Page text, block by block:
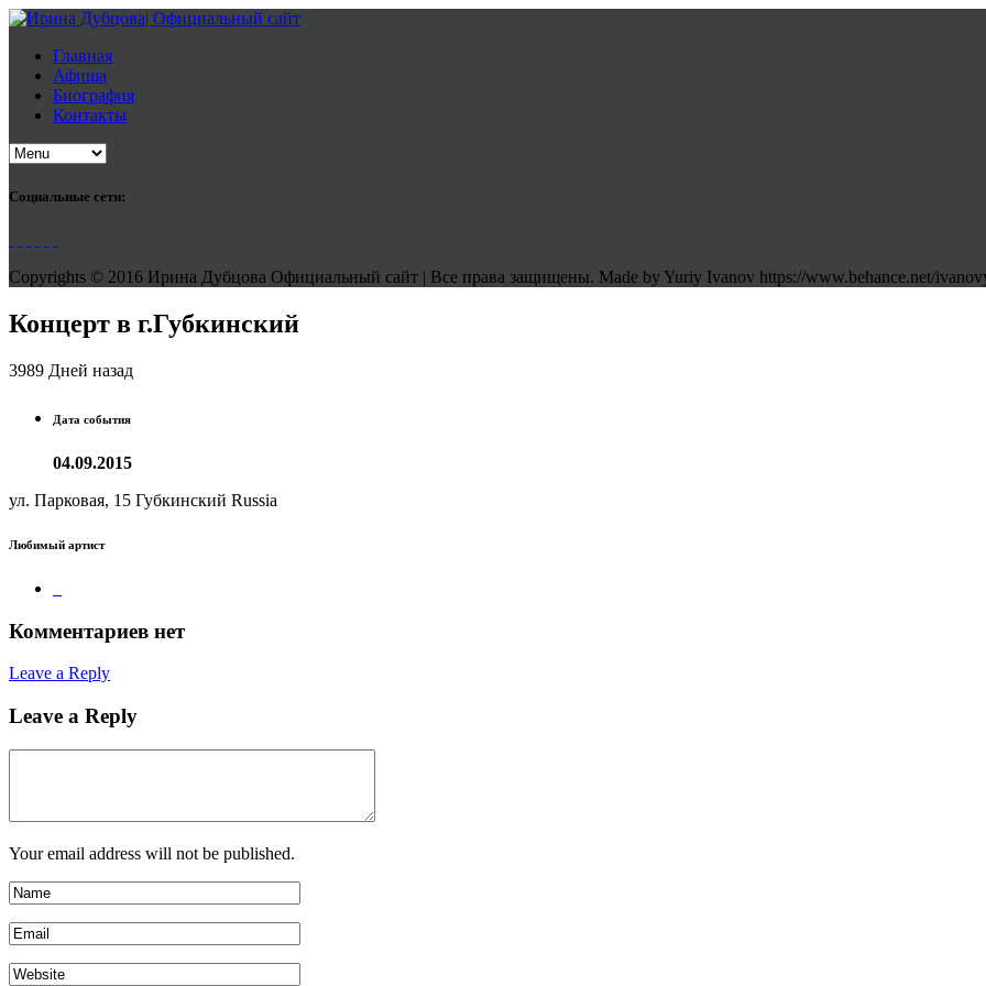
Главная
Афиша
Биография
Контакты
Социальные сети:
Copyrights © 2016 Ирина Дубцова Официальный сайт | Все права защищены. Made by Yuriy Ivanov https://www.behance.net/
Концерт в г.Губкинский
3989 Дней назад
Дата события
04.09.2015
ул. Парковая, 15 Губкинский Russia
Любимый артист
Комментариев нет
Leave a Reply
Leave a Reply
Your email address will not be published.